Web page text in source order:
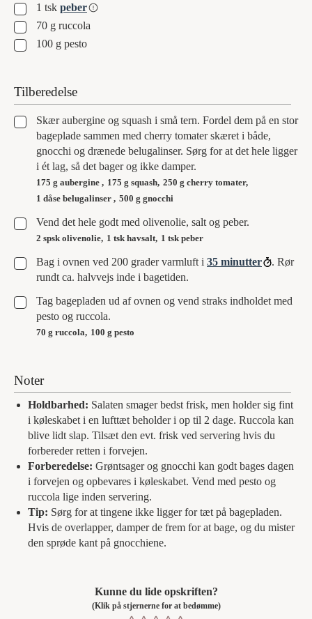
▢1 tsk peber
▢
70 g ruccola
▢100 g pesto
Tilberedelse
▢
Skær aubergine og squash i små tern. Fordel dem på en stor
bageplade sammen med cherry tomater skæret i både,
gnocchi og drænede belugalinser. Sørg for at det hele ligger
i ét lag, så det bager og ikke damper.
175 g aubergine , 175 g squash, 250 g cherry tomater,
1 dåse belugalinser , 500 g gnocchi
▢
Vend det hele godt med olivenolie, salt og peber.
2 spsk olivenolie, 1 tsk havsalt, 1 tsk peber
▢
Bag i ovnen ved 200 grader varmluft i 35 minutter
. Rør
rundt ca. halvvejs inde i bagetiden.
▢
Tag bagepladen ud af ovnen og vend straks indholdet med
pesto og ruccola.
70 g ruccola, 100 g pesto
Noter
Holdbarhed: Salaten smager bedst frisk, men holder sig fint
i køleskabet i en lufttæt beholder i op til 2 dage. Ruccola kan
blive lidt slap. Tilsæt den evt. frisk ved servering hvis du
forbereder retten i forvejen.
Forberedelse: Grøntsager og gnocchi kan godt bages dagen
i forvejen og opbevares i køleskabet. Vend med pesto og
ruccola lige inden servering.
Tip: Sørg for at tingene ikke ligger for tæt på bagepladen.
Hvis de overlapper, damper de frem for at bage, og du mister
den sprøde kant på gnocchiene.
Kunne du lide opskriften?
(Klik på stjernerne for at bedømme)